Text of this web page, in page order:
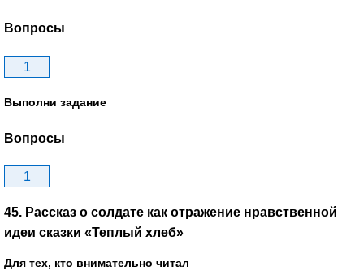
Вопросы
1
Выполни задание
Вопросы
1
45. Рассказ о солдате как отражение нравственной
идеи сказки «Теплый хлеб»
Для тех, кто внимательно читал